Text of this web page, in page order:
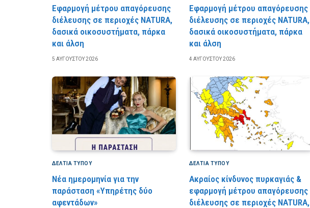
Εφαρμογή μέτρου απαγόρευσης
διέλευσης σε περιοχές NATURA,
δασικά οικοσυστήματα, πάρκα
και άλση
5 ΑΥΓΟΎΣΤΟΥ 2026
Εφαρμογή μέτρου απαγόρευσης
διέλευσης σε περιοχές NATURA,
δασικά οικοσυστήματα, πάρκα
και άλση
4 ΑΥΓΟΎΣΤΟΥ 2026
ΔΕΛΤΙΑ ΤΥΠΟΥ
Νέα ημερομηνία για την
παράσταση «Υπηρέτης δύο
αφεντάδων»
ΔΕΛΤΙΑ ΤΥΠΟΥ
Ακραίος κίνδυνος πυρκαγιάς &
εφαρμογή μέτρου απαγόρευσης
διέλευσης σε περιοχές NATURA,